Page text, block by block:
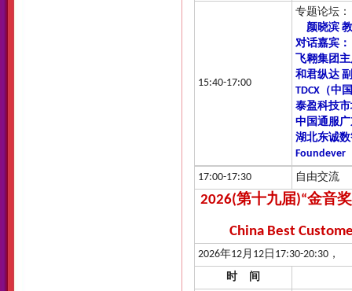
15:40-17:00
专题论坛：
颜晓滨
对话嘉宾：
飞翱集团
和君纵达
TDCX（中
泰盈科技
中国通服
湖北东诚
Foundever
17:00-17:30
自由交流
2026(第十九届)“金音
China Best
2026年12月12日17:30-20:30，
时 间